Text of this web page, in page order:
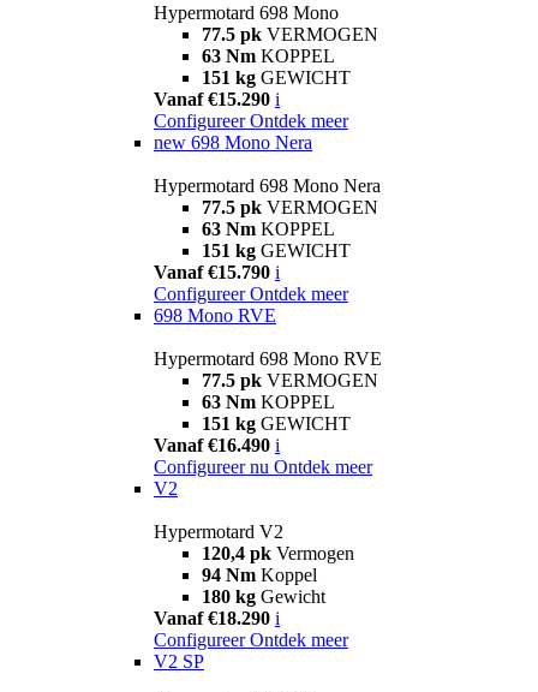
Hypermotard 698 Mono
77.5 pk VERMOGEN
63 Nm KOPPEL
151 kg GEWICHT
Vanaf €15.290 i
Configureer Ontdek meer
new 698 Mono Nera
Hypermotard 698 Mono Nera
77.5 pk VERMOGEN
63 Nm KOPPEL
151 kg GEWICHT
Vanaf €15.790 i
Configureer Ontdek meer
698 Mono RVE
Hypermotard 698 Mono RVE
77.5 pk VERMOGEN
63 Nm KOPPEL
151 kg GEWICHT
Vanaf €16.490 i
Configureer nu Ontdek meer
V2
Hypermotard V2
120,4 pk Vermogen
94 Nm Koppel
180 kg Gewicht
Vanaf €18.290 i
Configureer Ontdek meer
V2 SP